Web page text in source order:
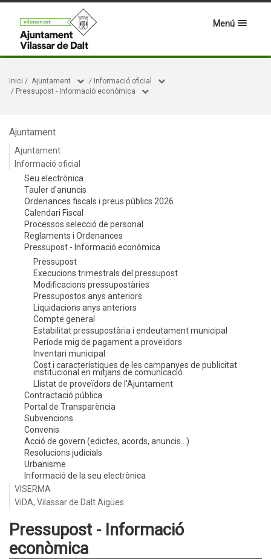
Menú
Inici / Ajuntament / Informació oficial
/ Pressupost - Informació econòmica
Ajuntament
Ajuntament
Informació oficial
Seu electrònica
Tauler d'anuncis
Ordenances fiscals i preus públics 2026
Calendari Fiscal
Processos selecció de personal
Reglaments i Ordenances
Pressupost - Informació econòmica
Pressupost
Execucions trimestrals del pressupost
Modificacions pressupostàries
Pressupostos anys anteriors
Liquidacions anys anteriors
Compte general
Estabilitat pressupostària i endeutament municipal
Període mig de pagament a proveïdors
Inventari municipal
Cost i característiques de les campanyes de publicitat
institucional en mitjans de comunicació.
Llistat de proveïdors de l'Ajuntament
Contractació pública
Portal de Transparència
Subvencions
Convenis
Acció de govern (edictes, acords, anuncis...)
Resolucions judicials
Urbanisme
Informació de la seu electrònica
VISERMA
ViDA, Vilassar de Dalt Aigües
Pressupost - Informació
econòmica